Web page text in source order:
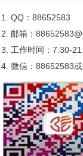
QQ：88652583
邮箱：
工作时间：7:30-
微信：88652583